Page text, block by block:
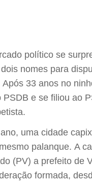
político se
nomes para
33 anos no
PSDB e se filiou ao
uma cidade
palanque. A
(PV) a prefeito de
formada,